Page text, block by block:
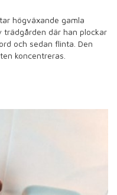
högväxande gamla
trädgården där han plockar
och sedan flinta. Den
koncentreras.